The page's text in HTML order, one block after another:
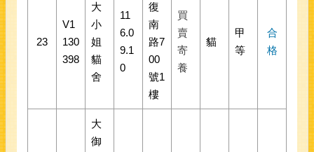
23
V1
130
398
大
小
姐
貓
舍
11
6.0
9.1
0
復
南
路7
00
號1
樓
買
賣
寄
養
貓
甲
等
合
格
大
御